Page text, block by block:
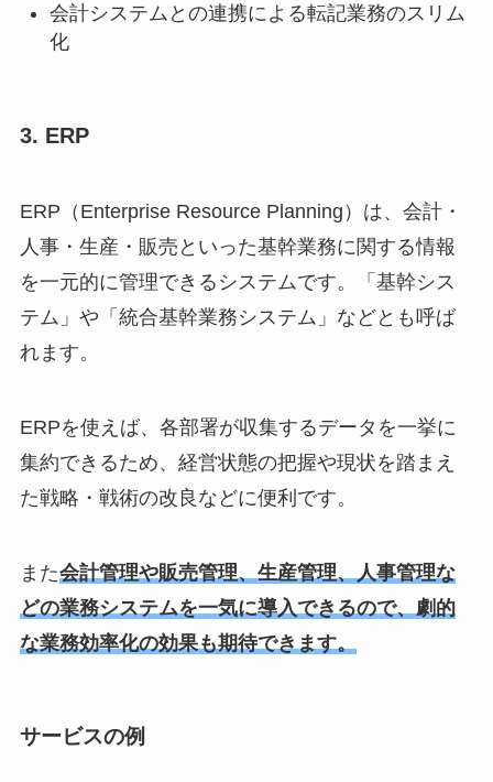
会計システムとの連携による転記業務のスリム
化
3. ERP
ERP（Enterprise Resource Planning）は、会計・
人事・生産・販売といった基幹業務に関する情報
を一元的に管理できるシステムです。「基幹シス
テム」や「統合基幹業務システム」などとも呼ば
れます。
ERPを使えば、各部署が収集するデータを一挙に
集約できるため、経営状態の把握や現状を踏まえ
た戦略・戦術の改良などに便利です。
また会計管理や販売管理、生産管理、人事管理な
どの業務システムを一気に導入できるので、劇的
な業務効率化の効果も期待できます。
サービスの例